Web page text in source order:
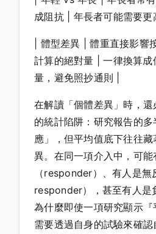
成阻抗 | 年長者可能需要更
| 體型差異 | 體重直接影
計算的絕對量 | 一律換算成
量，避免照抄通則 |
在解讀「個體差異」時，
的統計陷阱：研究報告的
應」，但平均值底下往往
異。在同一項介入中，可
（responder）、有人是
responder），甚至有人是
為什麼即使一項研究顯示
需要透過自身的試驗來確認